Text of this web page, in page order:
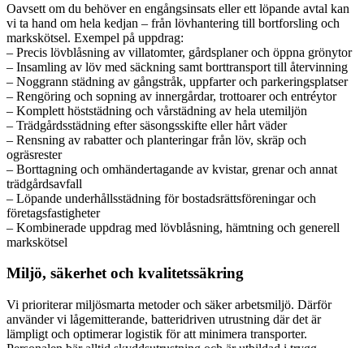
Oavsett om du behöver en engångsinsats eller ett löpande avtal kan
vi ta hand om hela kedjan – från lövhantering till bortforsling och
markskötsel. Exempel på uppdrag:
– Precis lövblåsning av villatomter, gårdsplaner och öppna grönytor
– Insamling av löv med säckning samt borttransport till återvinning
– Noggrann städning av gångstråk, uppfarter och parkeringsplatser
– Rengöring och sopning av innergårdar, trottoarer och entréytor
– Komplett höststädning och vårstädning av hela utemiljön
– Trädgårdsstädning efter säsongsskifte eller hårt väder
– Rensning av rabatter och planteringar från löv, skräp och
ogräsrester
– Borttagning och omhändertagande av kvistar, grenar och annat
trädgårdsavfall
– Löpande underhållsstädning för bostadsrättsföreningar och
företagsfastigheter
– Kombinerade uppdrag med lövblåsning, hämtning och generell
markskötsel
Miljö, säkerhet och kvalitetssäkring
Vi prioriterar miljösmarta metoder och säker arbetsmiljö. Därför
använder vi lågemitterande, batteridriven utrustning där det är
lämpligt och optimerar logistik för att minimera transporter.